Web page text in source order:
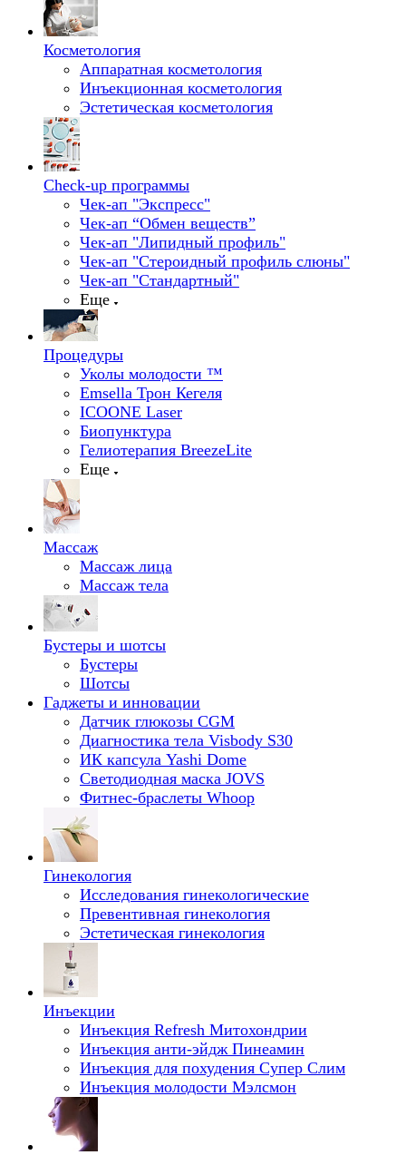
Косметология
Аппаратная косметология
Инъекционная косметология
Эстетическая косметология
Check-up программы
Чек-ап "Экспресс"
Чек-ап “Обмен веществ”
Чек-ап "Липидный профиль"
Чек-ап "Стероидный профиль слюны"
Чек-ап "Стандартный"
Еще
Процедуры
Уколы молодости ™
Emsella Трон Кегеля
ICOONE Laser
Биопунктура
Гелиотерапия BreezeLite
Еще
Массаж
Массаж лица
Массаж тела
Бустеры и шотсы
Бустеры
Шотсы
Гаджеты и инновации
Датчик глюкозы CGM
Диагностика тела Visbody S30
ИК капсула Yashi Dome
Светодиодная маска JOVS
Фитнес-браслеты Whoop
Гинекология
Исследования гинекологические
Превентивная гинекология
Эстетическая гинекология
Инъекции
Инъекция Refresh Митохондрии
Инъекция анти-эйдж Пинеамин
Инъекция для похудения Супер Слим
Инъекция молодости Мэлсмон